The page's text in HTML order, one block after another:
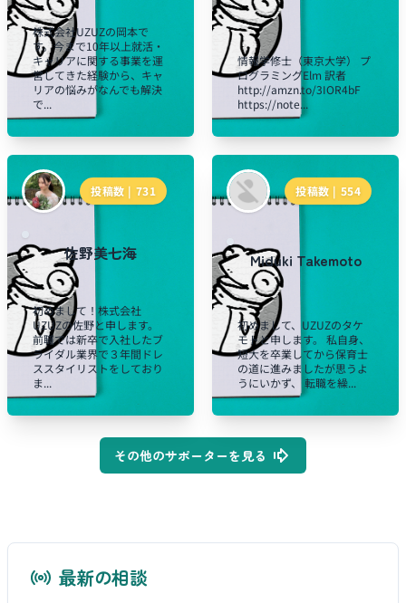
株式会社UZUZの岡本で
す。今まで10年以上就活・
キャリアに関する事業を運
営してきた経験から、キャ
リアの悩みがなんでも解決
で...
情報学修士（東京大学） プ
ログラミングElm 訳者
http://amzn.to/3IOR4bF
https://note...
投稿数 | 731
佐野美七海
初めまして！株式会社
UZUZの佐野と申します。
前職では新卒で入社したブ
ライダル業界で３年間ドレ
ススタイリストをしており
ま...
投稿数 | 554
Miduki Takemoto
初めまして、UZUZのタケ
モトと申します。 私自身、
短大を卒業してから保育士
の道に進みましたが思うよ
うにいかず、 転職を繰...
その他のサポーターを見る
最新の相談